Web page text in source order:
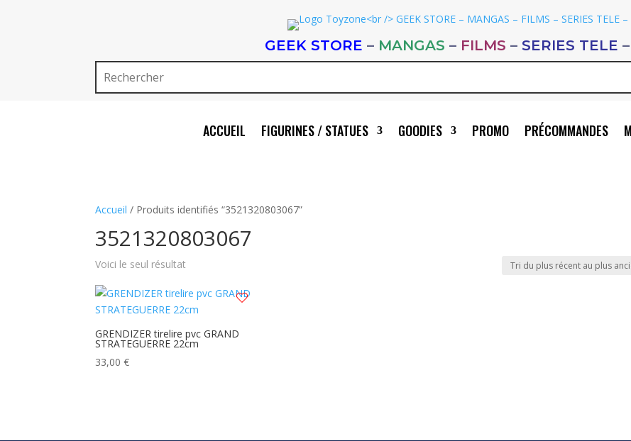
GEEK STORE – MANGAS – FILMS – SERIES TELE –
ACCUEIL FIGURINES / STATUES GOODIES PROMO PRÉCOMMANDES
Accueil / Produits identifiés “3521320803067”
3521320803067
Voici le seul résultat
GRENDIZER tirelire pvc GRAND
STRATEGUERRE 22cm
33,00€